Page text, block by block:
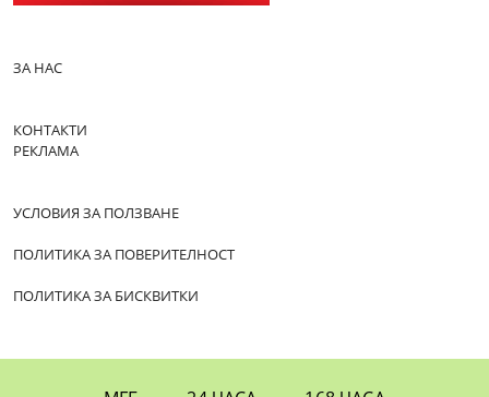
ЗА НАС
КОНТАКТИ
РЕКЛАМА
УСЛОВИЯ ЗА ПОЛЗВАНЕ
ПОЛИТИКА ЗА ПОВЕРИТЕЛНОСТ
ПОЛИТИКА ЗА БИСКВИТКИ